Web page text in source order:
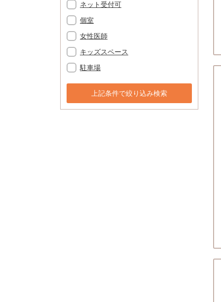
ネット受付可
個室
女性医師
キッズスペース
駐車場
上記条件で絞り込み検索